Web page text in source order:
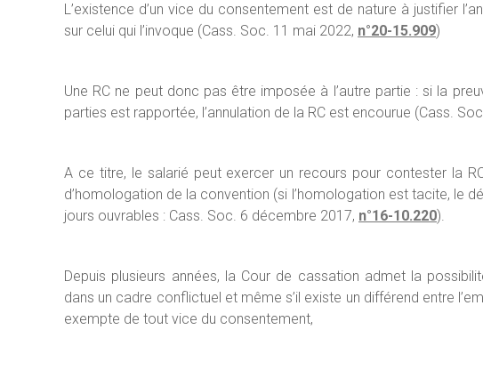
L’existence d’un vice du consentement est de nature à justifier
sur celui qui l’invoque (Cass. Soc. 11 mai 2022, n°20-15.909)
Une RC ne peut donc pas être imposée à l’autre partie : si la
parties est rapportée, l’annulation de la RC est encourue (Cass.
A ce titre, le salarié peut exercer un recours pour contester la
d’homologation de la convention (si l’homologation est tacite, le
jours ouvrables : Cass. Soc. 6 décembre 2017, n°16-10.220).
Depuis plusieurs années, la Cour de cassation admet la
dans un cadre conflictuel et même s’il existe un différend entre
exempte de tout vice du consentement,